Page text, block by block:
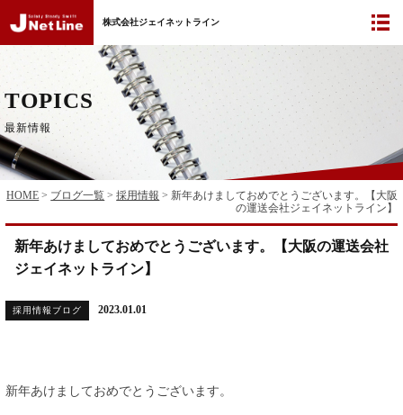
株式会社ジェイネットライン
TOPICS
最新情報
HOME > ブログ一覧 > 採用情報 > 新年あけましておめでとうございます。【大阪
の運送会社ジェイネットライン】
新年あけましておめでとうございます。【大阪の運送会社
ジェイネットライン】
採用情報ブログ 2023.01.01
新年あけましておめでとうございます。